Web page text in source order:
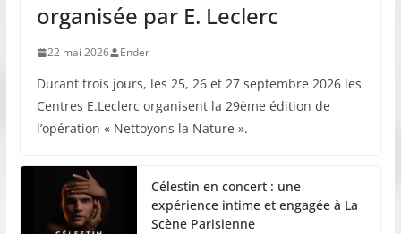
organisée par E. Leclerc
22 mai 2026 Ender
Durant trois jours, les 25, 26 et 27 septembre 2026 les
Centres E.Leclerc organisent la 29ème édition de
l’opération « Nettoyons la Nature ».
Célestin en concert : une
expérience intime et engagée à La
Scène Parisienne